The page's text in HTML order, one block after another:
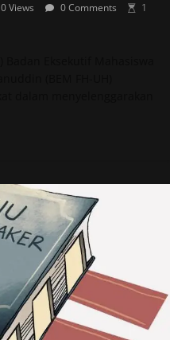
0 Views 0 Comments
1